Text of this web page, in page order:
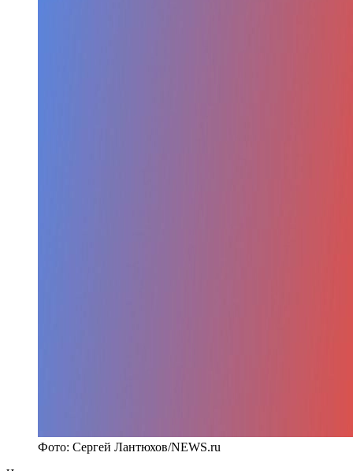
Фото: Сергей Лантюхов/NEWS.ru